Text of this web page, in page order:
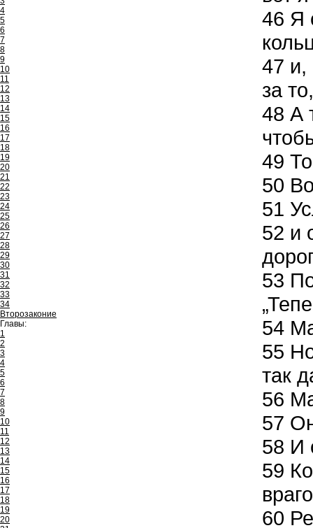
4
5
6
7
8
9
10
11
12
13
14
15
16
17
18
19
20
21
22
23
24
25
26
27
28
29
30
31
32
33
34
Второзаконие
Главы:
1
2
3
4
5
6
7
8
9
10
11
12
13
14
15
16
17
18
19
20
46 Я
47 и,
за
48 А
49
50
51
52 и
53
54
55
так
56
57
58 И
59
60